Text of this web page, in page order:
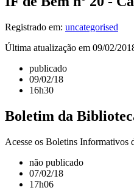
Registrado em: uncategorised
Última atualização em 09/02/
publicado
09/02/18
16h30
Boletim da
Acesse os Boletins Informativos
não publicado
07/02/18
17h06